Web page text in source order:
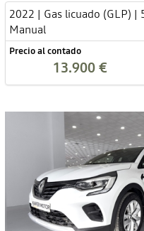
2022 | Gas licuado (GLP) |
Manual
Precio al contado
13.900 €